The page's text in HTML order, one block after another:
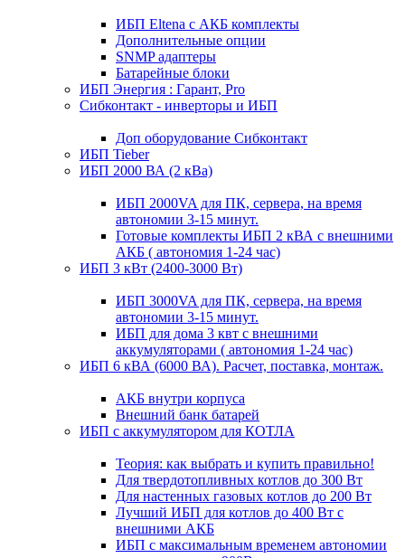
ИБП Eltena с АКБ комплекты
Дополнительные опции
SNMP адаптеры
Батарейные блоки
ИБП Энергия : Гарант, Pro
Сибконтакт - инверторы и ИБП
Доп оборудование Сибконтакт
ИБП Tieber
ИБП 2000 ВА (2 кВа)
ИБП 2000VA для ПК, сервера, на время
автономии 3-15 минут.
Готовые комплекты ИБП 2 кВА с внешними
АКБ ( автономия 1-24 час)
ИБП 3 кВт (2400-3000 Вт)
ИБП 3000VA для ПК, сервера, на время
автономии 3-15 минут.
ИБП для дома 3 квт с внешними
аккумуляторами ( автономия 1-24 час)
ИБП 6 кВА (6000 ВА). Расчет, поставка, монтаж.
АКБ внутри корпуса
Внешний банк батарей
ИБП с аккумулятором для КОТЛА
Теория: как выбрать и купить правильно!
Для твердотопливных котлов до 300 Вт
Для настенных газовых котлов до 200 Вт
Лучший ИБП для котлов до 400 Вт с
внешними АКБ
ИБП с максимальным временем автономии